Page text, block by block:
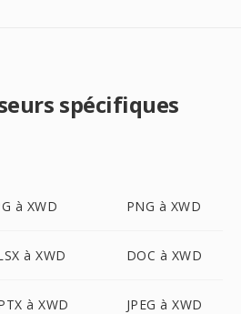
spécifiques
à XWD PNG à XWD
à XWD DOC à XWD
à XWD JPEG à XWD